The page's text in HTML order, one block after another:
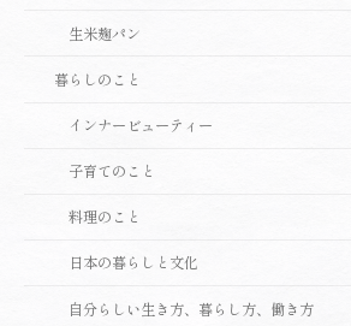
生米麹パン
暮らしのこと
インナービューティー
子育てのこと
料理のこと
日本の暮らしと文化
自分らしい生き方、暮らし方、働き方